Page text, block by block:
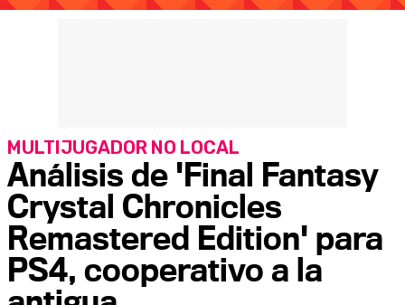
Análisis de 'Final Fantasy
Crystal Chronicles
Remastered Edition' para
PS4, cooperativo a la
MULTIJUGADOR NO LOCAL